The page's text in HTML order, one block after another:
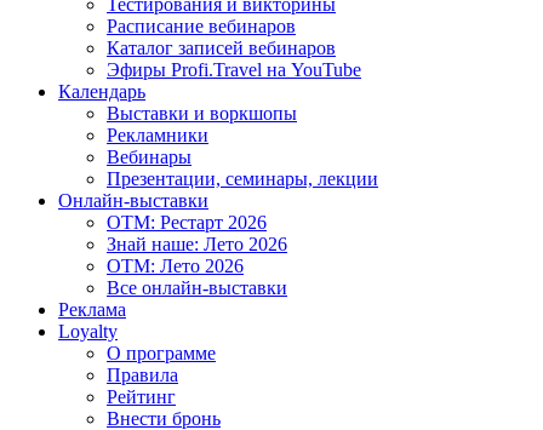
Тестирования и викторины
Расписание вебинаров
Каталог записей вебинаров
Эфиры Profi.Travel на YouTube
Календарь
Выставки и воркшопы
Рекламники
Вебинары
Презентации, семинары, лекции
Онлайн-выставки
OTM: Рестарт 2026
Знай наше: Лето 2026
OTM: Лето 2026
Все онлайн-выставки
Реклама
Loyalty
О программе
Правила
Рейтинг
Внести бронь